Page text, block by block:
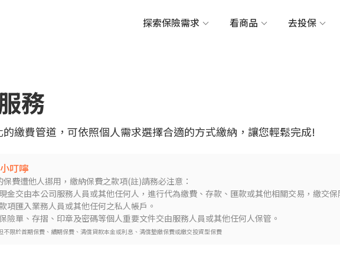
探索保險需求 看商品 去投保
務
繳費管道，可依照個人需求選擇合適的方式繳納，讓您輕鬆完成!
叮嚀
保費遭他人挪用，繳納保費之款項(註)請務必注意：
金交由本公司服務人員或其他任何人，進行代為繳費、存款、匯款或其他相關交易，繳交
項匯入業務人員或其他任何之私人帳戶。
險單、存摺、印章及密碼等個人重要文件交由服務人員或其他任何人保管。
不限於首期保費、續期保費、清償貸款本金或利息、清償墊繳保費或繳交投資型保費